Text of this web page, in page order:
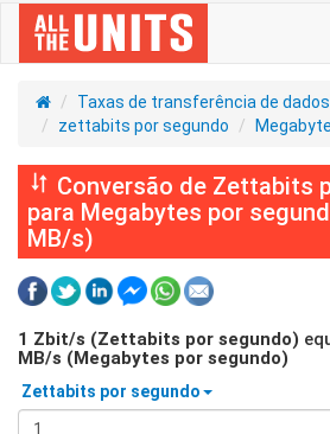
Taxas de transferência de dados
zettabits por segundo
Conversão de Zettabits
para Megabytes por
MB/s)
1 Zbit/s (Zettabits por segundo)
MB/s (Megabytes por segundo)
Zettabits por segundo